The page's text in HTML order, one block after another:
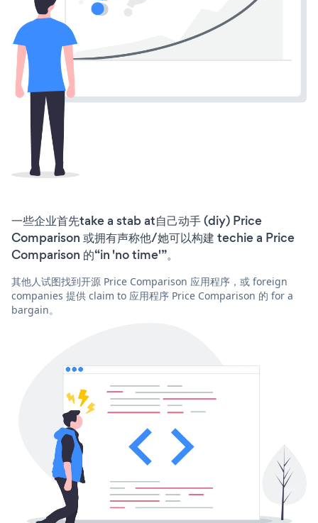
一些企业首先take a stab at自己动手 (diy) Price
Comparison 或拥有声称他/她可以构建 techie a Price
Comparison 的“in 'no time'”。
其他人试图找到开源 Price Comparison 应用程序，或 foreign
companies 提供 claim to 应用程序 Price Comparison 的 for a
bargain。